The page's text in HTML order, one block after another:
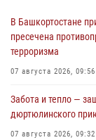
В Башкортостане
пресечена
терроризма
07 августа 2026, 09:56
Забота и тепло —
дюртюлинского
07 августа 2026, 09:32